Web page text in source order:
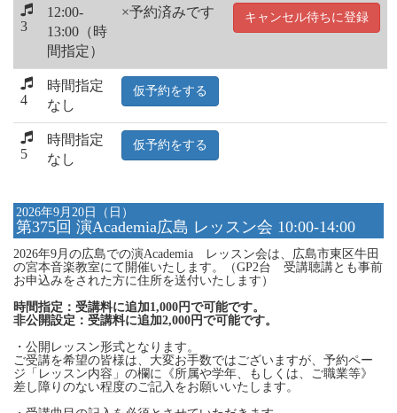
3
12:00-
13:00（時
間指定）
×予約済みです キャンセル待ちに登録
4
時間指定
なし
仮予約をする
5
時間指定
なし
仮予約をする
2026年9月20日（日）
第375回 演Academia広島 レッスン会 10:00-14:00
2026年9月の広島での演Academia レッスン会は、広島市東区牛田
の宮本音楽教室にて開催いたします。（GP2台 受講聴講とも事前
お申込みをされた方に住所を送付いたします）
時間指定：受講料に追加1,000円で可能です。
非公開設定：受講料に追加2,000円で可能です。
・公開レッスン形式となります。
ご受講を希望の皆様は、大変お手数ではございますが、予約ペー
ジ「レッスン内容」の欄に《所属や学年、もしくは、ご職業等》
差し障りのない程度のご記入をお願いいたします。